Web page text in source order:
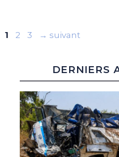
Page
1 Page
2 Page
3 → suivant
DERNIERS